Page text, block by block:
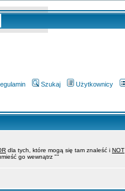
Szukaj Użytkownicy
dla tych, które mogą się tam znaleść i NOT
go wewnątrz ""